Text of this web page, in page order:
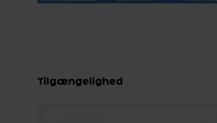
Tilgængelighed